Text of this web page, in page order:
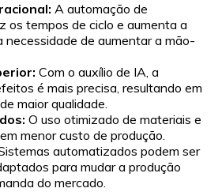
A automação de
os tempos de ciclo e aumenta a
necessidade de aumentar a mão-
Com o auxílio de IA, a
é mais precisa, resultando em
maior qualidade.
O uso otimizado de materiais e
menor custo de produção.
automatizados podem ser
para mudar a produção
do mercado.